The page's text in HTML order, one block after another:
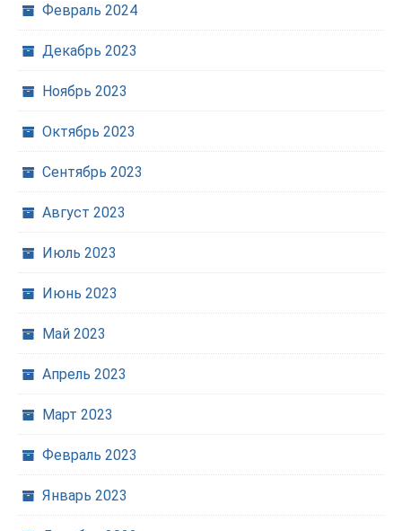
Февраль 2024
Декабрь 2023
Ноябрь 2023
Октябрь 2023
Сентябрь 2023
Август 2023
Июль 2023
Июнь 2023
Май 2023
Апрель 2023
Март 2023
Февраль 2023
Январь 2023